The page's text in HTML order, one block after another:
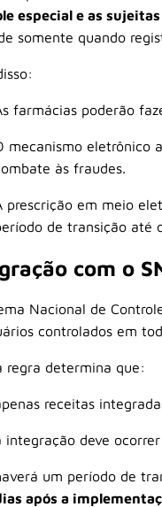
especial e as
somente quando
farmácias poderão
mecanismo eletrônico
às fraudes.
prescrição em meio
de transição até
com o
Nacional de
controlados em
regra determina que:
receitas
integração deve
um período de
após a